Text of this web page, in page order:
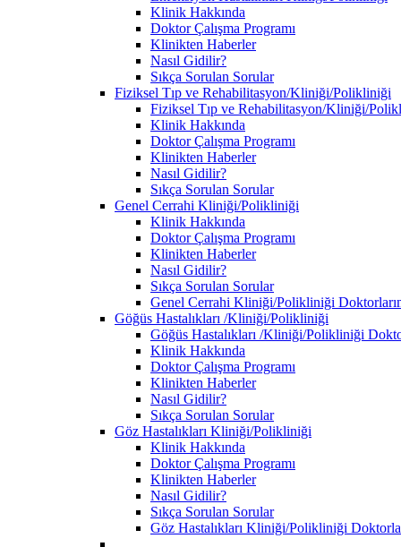
Klinik Hakkında
Doktor Çalışma Programı
Klinikten Haberler
Nasıl Gidilir?
Sıkça Sorulan Sorular
Fiziksel Tıp ve Rehabilitasyon/Kliniği/Polikliniği
Fiziksel Tıp ve Rehabilitasyon/Kliniği/
Klinik Hakkında
Doktor Çalışma Programı
Klinikten Haberler
Nasıl Gidilir?
Sıkça Sorulan Sorular
Genel Cerrahi Kliniği/Polikliniği
Klinik Hakkında
Doktor Çalışma Programı
Klinikten Haberler
Nasıl Gidilir?
Sıkça Sorulan Sorular
Genel Cerrahi Kliniği/Polikliniği
Göğüs Hastalıkları /Kliniği/Polikliniği
Göğüs Hastalıkları /Kliniği/Polikliniği
Klinik Hakkında
Doktor Çalışma Programı
Klinikten Haberler
Nasıl Gidilir?
Sıkça Sorulan Sorular
Göz Hastalıkları Kliniği/Polikliniği
Klinik Hakkında
Doktor Çalışma Programı
Klinikten Haberler
Nasıl Gidilir?
Sıkça Sorulan Sorular
Göz Hastalıkları Kliniği/Polikliniği